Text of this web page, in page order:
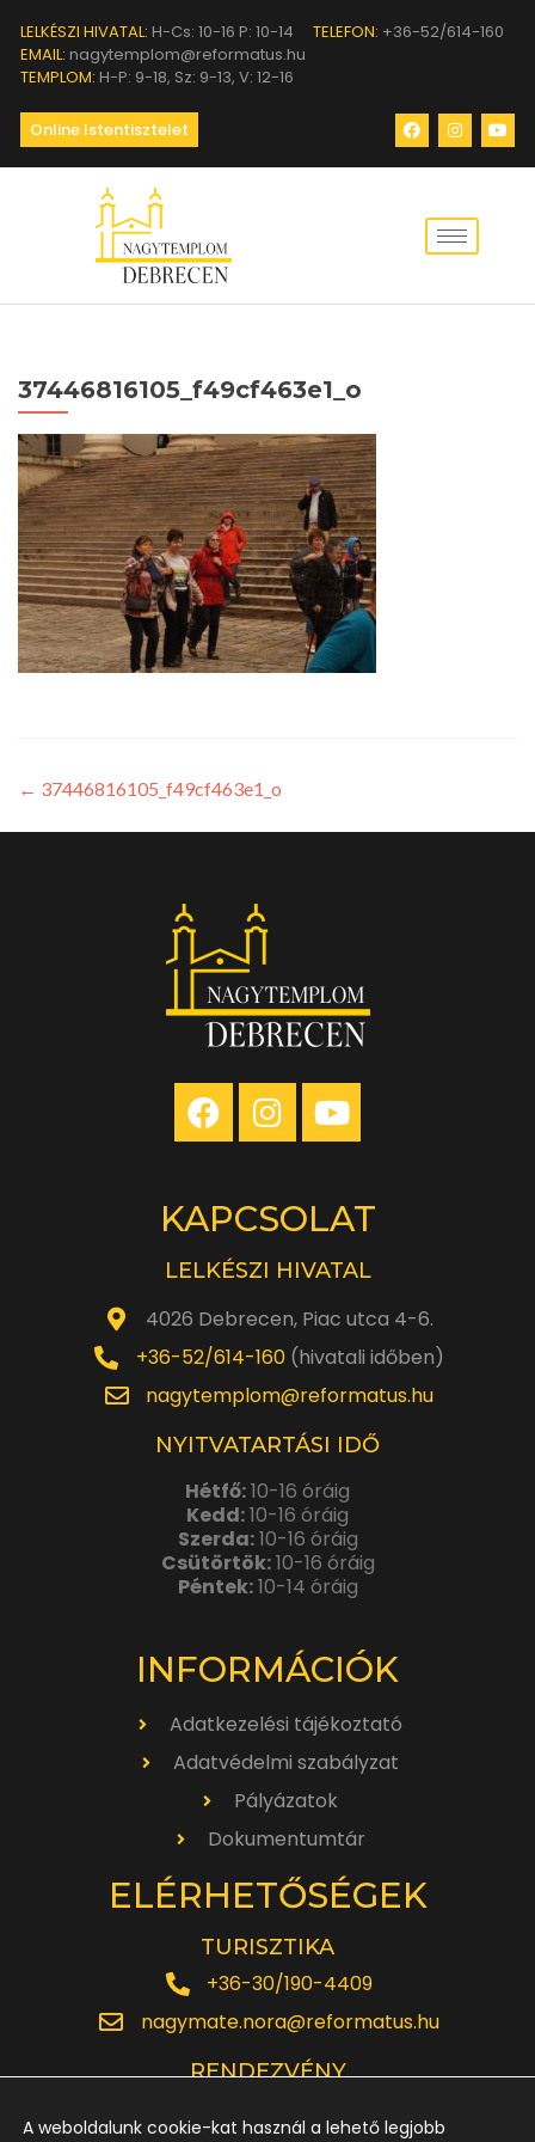
LELKÉSZI HIVATAL: H-Cs: 10-16 P: 10-14 TELEFON: +36-52/614-160
EMAIL: nagytemplom@reformatus.hu
TEMPLOM: H-P: 9-18, Sz: 9-13, V: 12-16
Online Istentisztelet
37446816105_f49cf463e1_o
← 37446816105_f49cf463e1_o
KAPCSOLAT
LELKÉSZI HIVATAL
4026 Debrecen, Piac utca 4-6.
+36-52/614-160(hivatali időben)
nagytemplom@reformatus.hu
NYITVATARTÁSI IDŐ
Hétfő:10-16 óráig
Kedd:10-16 óráig
Szerda:10-16 óráig
Csütörtök:10-16 óráig
Péntek:10-14 óráig
INFORMÁCIÓK
Adatkezelési tájékoztató
Adatvédelmi szabályzat
Pályázatok
Dokumentumtár
ELÉRHETŐSÉGEK
TURISZTIKA
+36-30/190-4409
nagymate.nora@reformatus.hu
RENDEZVÉNY
A weboldalunk cookie-kat használ a lehető legjobb